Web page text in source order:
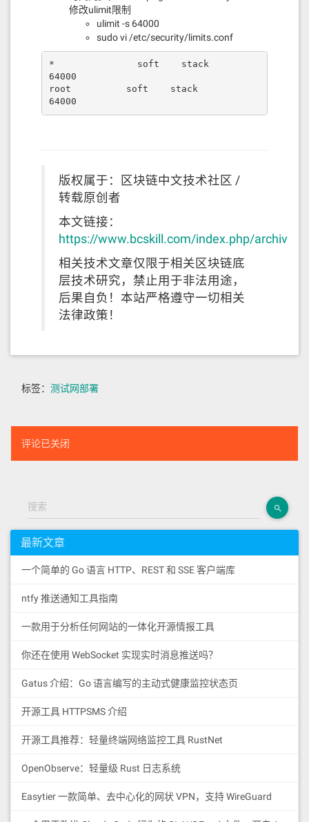
修改ulimit限制
ulimit -s 64000
sudo vi /etc/security/limits.conf
*               soft    stack
64000
root          soft    stack
64000
版权属于：区块链中文技术社区 /
转载原创者
本文链接：
https://www.bcskill.com/index.php/archives/
相关技术文章仅限于相关区块链底
层技术研究，禁止用于非法用途，
后果自负！本站严格遵守一切相关
法律政策！
标签： 测试网部署
评论已关闭
搜索
最新文章
一个简单的 Go 语言 HTTP、REST 和 SSE 客户端库
ntfy 推送通知工具指南
一款用于分析任何网站的一体化开源情报工具
你还在使用 WebSocket 实现实时消息推送吗？
Gatus 介绍：Go 语言编写的主动式健康监控状态页
开源工具 HTTPSMS 介绍
开源工具推荐：轻量终端网络监控工具 RustNet
OpenObserve：轻量级 Rust 日志系统
Easytier 一款简单、去中心化的网状 VPN，支持 WireGuard